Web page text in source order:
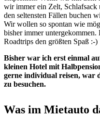
wir immer ein Zelt, Schlafsack
den seltensten Fällen buchen
Wir wollen so spontan wie
bisher immer untergekommen.
Roadtrips den größten Spaß :-)
Bisher war ich erst einmal
kleinen Hotel mit
gerne individual reisen, war
zu besuchen.
Was im Mietauto